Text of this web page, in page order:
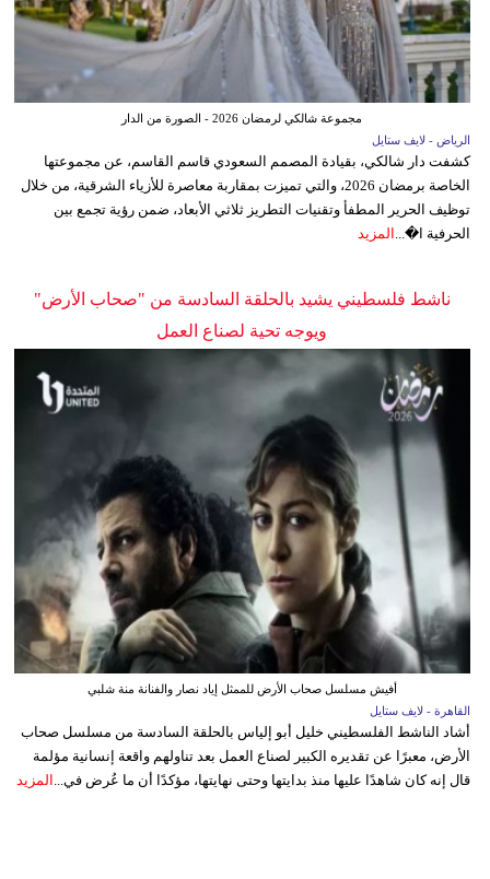
مجموعة شالكي لرمضان 2026 - الصورة من الدار
الرياض - لايف ستايل
كشفت دار شالكي، بقيادة المصمم السعودي قاسم القاسم، عن مجموعتها
الخاصة برمضان 2026، والتي تميزت بمقاربة معاصرة للأزياء الشرقية، من خلال
توظيف الحرير المطفأ وتقنيات التطريز ثلاثي الأبعاد، ضمن رؤية تجمع بين
الحرفية ا�... المزيد
ناشط فلسطيني يشيد بالحلقة السادسة من "صحاب الأرض"
ويوجه تحية لصناع العمل
أفيش مسلسل صحاب الأرض للممثل إياد نصار والفنانة منة شلبي
القاهرة - لايف ستايل
أشاد الناشط الفلسطيني خليل أبو إلياس بالحلقة السادسة من مسلسل صحاب
الأرض، معبرًا عن تقديره الكبير لصناع العمل بعد تناولهم واقعة إنسانية مؤلمة
قال إنه كان شاهدًا عليها منذ بدايتها وحتى نهايتها، مؤكدًا أن ما عُرض في... المزيد